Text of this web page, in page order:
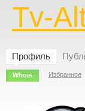
Tv-
Профиль
Whois Избранное